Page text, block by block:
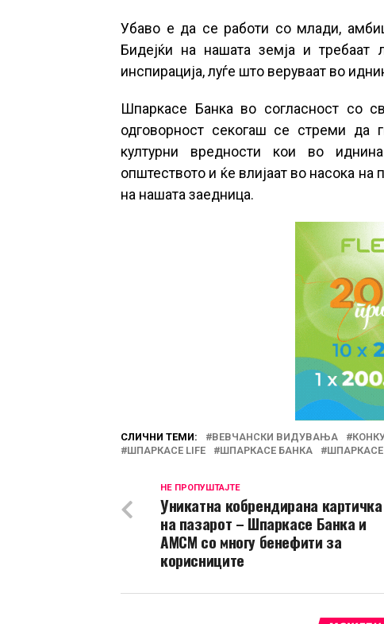
Убаво е да се работи со млади,
Бидејќи на нашата земја и требаат
инспирација, луѓе што веруваат во
Шпаркасе Банка во согласност со
одговорност секогаш се стреми да
културни вредности кои во
општеството и ќе влијаат во насока
на нашата заедница.
СЛИЧНИ ТЕМИ: ВЕВЧАНСКИ ВИДУВАЊА
ШПАРКАСЕ LIFE
ШПАРКАСЕ БАНКА
НЕ ПРОПУШТАЈТЕ
Уникатна кобрендирана картичка
на пазарот – Шпаркасе Банка и
АМСМ со многу бенефити за
корисниците